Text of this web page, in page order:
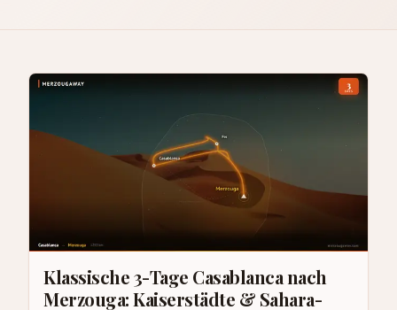
Klassische 3-Tage Casablanca nach
Merzouga: Kaiserstädte & Sahara-